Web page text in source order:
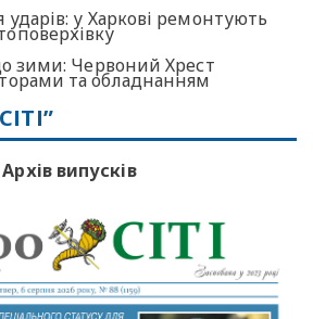
ударів: у Харкові ремонтують
зими: Червоний Хрест
та обладнанням
Архів випусків